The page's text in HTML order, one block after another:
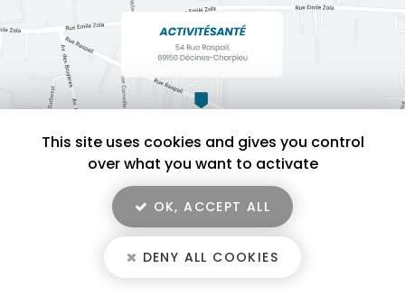
En savoir +
ACTIVITÉSANTÉ, salle de sport pour activité physique adaptée à
Mentions légales -Plan du site-Liens utiles
This site uses cookies and gives you control
over what you want to activate
OK, ACCEPT ALL
DENY ALL COOKIES